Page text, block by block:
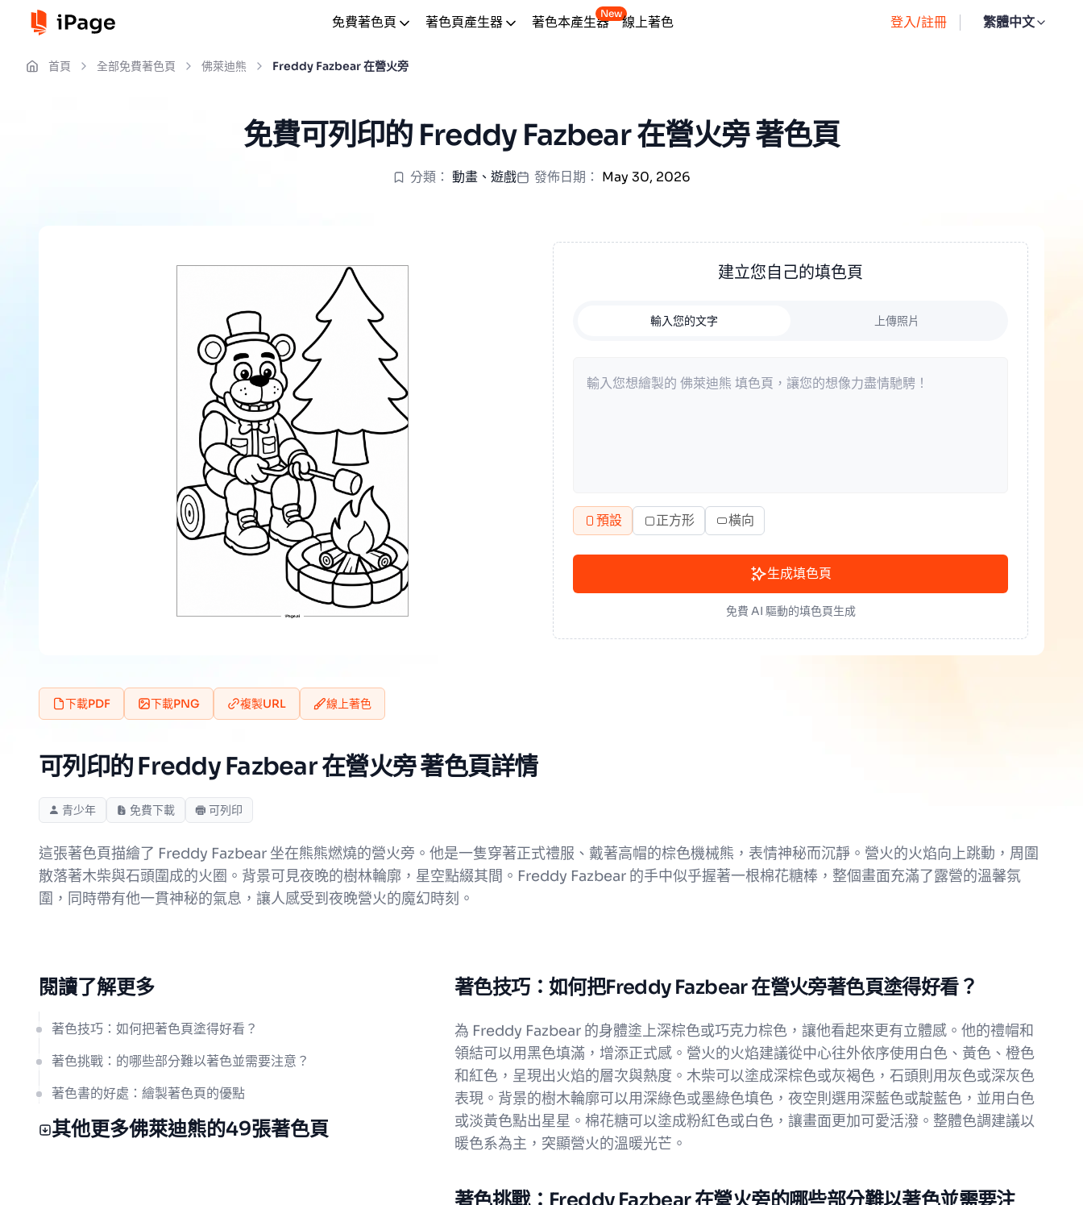
登入/註冊 繁體中文
免費著色頁 著色頁產生器 著色本產生器
New
線上著色
首頁 全部免費著色頁 佛萊迪熊 Freddy Fazbear 在營火旁
免費可列印的 Freddy Fazbear 在營火旁 著色頁
分類： 動畫 、 遊戲 發佈日期： May 30, 2026
建立您自己的填色頁
輸入您的文字 上傳照片
預設 正方形 橫向
生成填色頁
免費 AI 驅動的填色頁生成
下載PDF 下載PNG 複製URL 線上著色
可列印的 Freddy Fazbear 在營火旁 著色頁詳情
青少年 免費下載 可列印
這張著色頁描繪了 Freddy Fazbear 坐在熊熊燃燒的營火旁。他是一隻穿著正式禮服、戴著高帽的棕色機械熊，表情神秘而沉靜。營火的火焰向上跳動，周圍
散落著木柴與石頭圍成的火圈。背景可見夜晚的樹林輪廓，星空點綴其間。Freddy Fazbear 的手中似乎握著一根棉花糖棒，整個畫面充滿了露營的溫馨氛
圍，同時帶有他一貫神秘的氣息，讓人感受到夜晚營火的魔幻時刻。
閱讀了解更多
著色技巧：如何把著色頁塗得好看？
著色挑戰：的哪些部分難以著色並需要注意？
著色書的好處：繪製著色頁的優點
其他更多佛萊迪熊的49張著色頁
著色技巧：如何把Freddy Fazbear 在營火旁著色頁塗得好看？
為 Freddy Fazbear 的身體塗上深棕色或巧克力棕色，讓他看起來更有立體感。他的禮帽和
領結可以用黑色填滿，增添正式感。營火的火焰建議從中心往外依序使用白色、黃色、橙色
和紅色，呈現出火焰的層次與熱度。木柴可以塗成深棕色或灰褐色，石頭則用灰色或深灰色
表現。背景的樹木輪廓可以用深綠色或墨綠色填色，夜空則選用深藍色或靛藍色，並用白色
或淡黃色點出星星。棉花糖可以塗成粉紅色或白色，讓畫面更加可愛活潑。整體色調建議以
暖色系為主，突顯營火的溫暖光芒。
著色挑戰：Freddy Fazbear 在營火旁的哪些部分難以著色並需要注